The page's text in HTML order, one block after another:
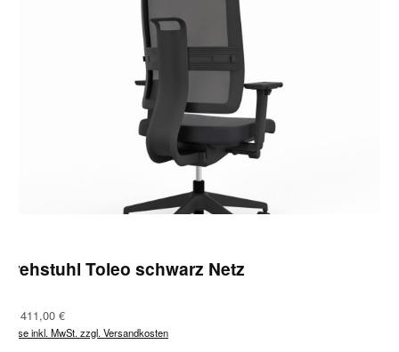
Drehstuhl Toleo schwarz Netz
Regulärer Preis:
411,00 €
Preise inkl. MwSt. zzgl. Versandkosten